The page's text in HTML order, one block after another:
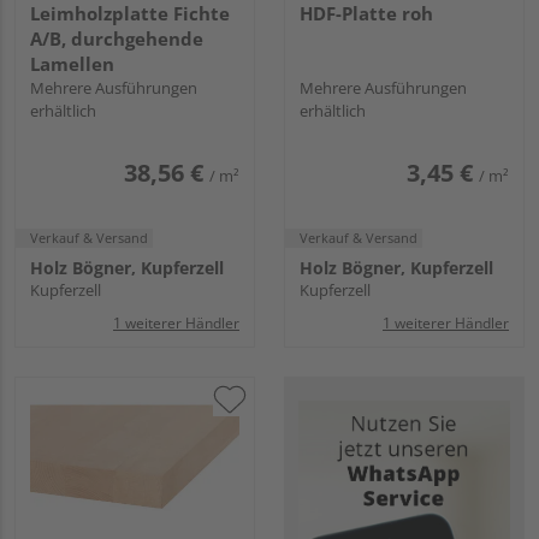
Leimholzplatte Fichte
A/B, durchgehende
Lamellen
Mehrere Ausführungen
erhältlich
38,56 € / m²
Verkauf & Versand
Holz Bögner, Kupferzell
Kupferzell
1 weiterer Händler
HDF-Platte roh
Mehrere Ausführungen
erhältlich
3,45 € / m²
Verkauf & Versand
Holz Bögner, Kupferzell
Kupferzell
1 weiterer Händler